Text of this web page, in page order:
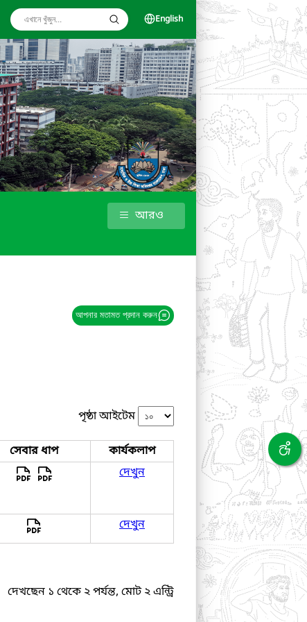
English
আরও
আপনার মতামত প্রদান করুন
পৃষ্ঠা আইটেম
সেবার ধাপ
কার্যকলাপ
দেখুন
দেখুন
দেখছেন ১ থেকে ২ পর্যন্ত, মোট ২ এন্ট্রি